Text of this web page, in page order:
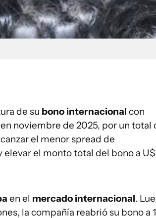
de su bono internacional con
noviembre de 2025, por un total
el menor spread de
el monto total del bono a
en el mercado internacional.
la compañía reabrió su bono a